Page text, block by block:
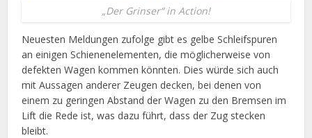
„Der Grinser“ in Action!
Neuesten Meldungen zufolge gibt es gelbe Schleifspuren
an einigen Schienenelementen, die möglicherweise von
defekten Wagen kommen könnten. Dies würde sich auch
mit Aussagen anderer Zeugen decken, bei denen von
einem zu geringen Abstand der Wagen zu den Bremsen im
Lift die Rede ist, was dazu führt, dass der Zug stecken
bleibt.